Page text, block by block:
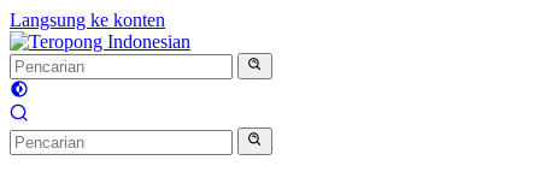
Langsung ke konten